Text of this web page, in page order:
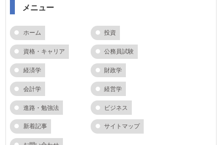
メニュー
ホーム 投資
資格・キャリア 公務員試験
経済学 財政学
会計学 経営学
進路・勉強法 ビジネス
新着記事 サイトマップ